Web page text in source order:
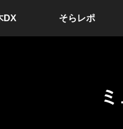
DX そらレポ